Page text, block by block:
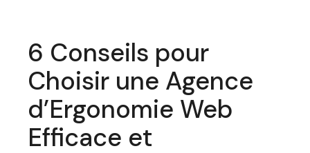
6 Conseils pour
Choisir une Agence
d’Ergonomie Web
Efficace et